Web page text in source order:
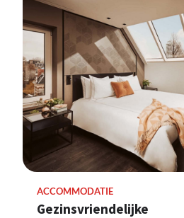
ACCOMMODATIE
Gezinsvriendelijke